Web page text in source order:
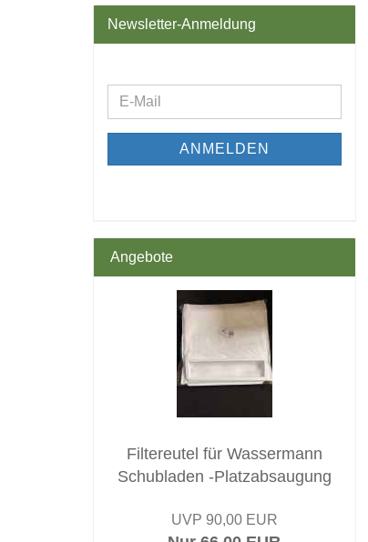
Newsletter-Anmeldung
WEITER
NEWSLETTER-
ANMELDUNG
E-
Mail
ANMELDEN
Angebote
Filtereutel für Wassermann
Schubladen -Platzabsaugung
UVP 90,00 EUR